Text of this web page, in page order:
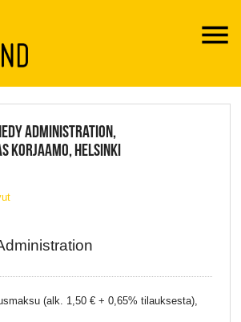
LIVE
ADMINISTRATION,
KORJAAMO, HELSINKI
(alk. 1,50 € + 0,65% tilauksesta),